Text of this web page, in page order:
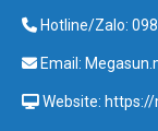
Hotline/Zalo:
Email:
Website: